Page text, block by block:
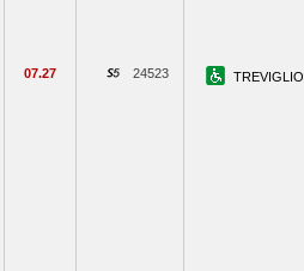
07.27 24523 TREVIGLIO